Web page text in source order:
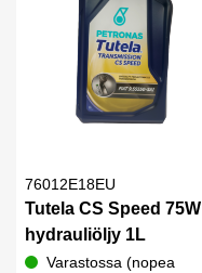
76012E18EU
Tutela CS Speed 75W
hydrauliöljy 1L
Varastossa (nopea